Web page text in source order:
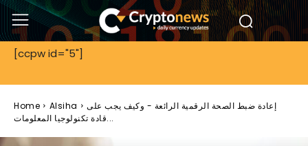
[ccpw id="5"]
Home Alsiha
إعادة ضبط الصحة الرقمية الرائعة - وكيف يجب على
قادة تكنولوجيا المعلومات...